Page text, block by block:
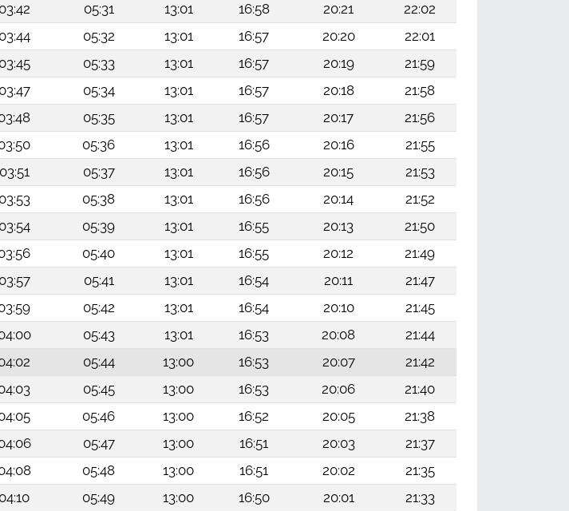
03:42 05:31 13:01 16:58 20:21
22:02
03:44 05:32 13:01 16:57 20:20
22:01
03:45 05:33 13:01 16:57 20:19
21:59
03:47 05:34 13:01 16:57 20:18
21:58
05:35 13:01 16:57 20:17
21:56
05:36 13:01 16:56 20:16
21:55
03:51 05:37 13:01 16:56 20:15
21:53
03:53 05:38 13:01 16:56 20:14
21:52
03:54 05:39 13:01 16:55 20:13
21:50
05:40 13:01 16:55 20:12
21:49
03:57 05:41 13:01 16:54 20:11
21:47
05:42 13:01 16:54 20:10
21:45
05:43 13:01 16:53 20:08
21:44
05:44 13:00 16:53 20:07
21:42
05:45 13:00 16:53 20:06
21:40
05:46 13:00 16:52 20:05
21:38
05:47 13:00 16:51 20:03
21:37
05:48 13:00 16:51 20:02
21:35
04:10 05:49 13:00 16:50 20:01
21:33